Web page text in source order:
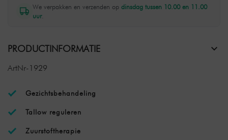
We verpakken en verzenden op dinsdag tussen 10.00 en 11.00
uur.
PRODUCTINFORMATIE
ArtNr-1929
Gezichtsbehandeling
Tallow reguleren
Zuurstoftherapie